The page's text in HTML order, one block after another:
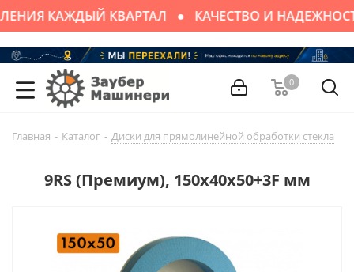
КАЖДЫЙ КВАРТАЛ КАЧЕСТВО И
0
Главная - Каталог - Диски для прямолинейной обработки стекла
9RS (Премиум), 150х40х50+3F мм